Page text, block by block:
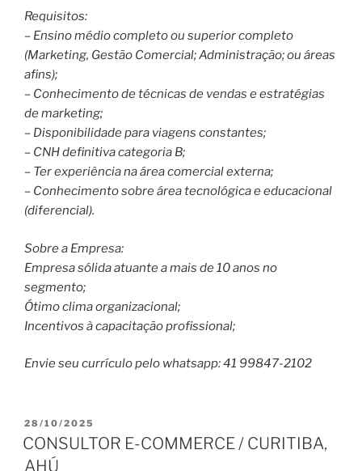
Requisitos:
– Ensino médio completo ou superior completo
(Marketing, Gestão Comercial; Administração; ou áreas
afins);
– Conhecimento de técnicas de vendas e estratégias
de marketing;
– Disponibilidade para viagens constantes;
– CNH definitiva categoria B;
– Ter experiência na área comercial externa;
– Conhecimento sobre área tecnológica e educacional
(diferencial).
Sobre a Empresa:
Empresa sólida atuante a mais de 10 anos no
segmento;
Ótimo clima organizacional;
Incentivos à capacitação profissional;
Envie seu currículo pelo whatsapp: 41 99847-2102
PUBLICADO
EM
28/10/2025
CONSULTOR E-COMMERCE / CURITIBA,
AHÚ